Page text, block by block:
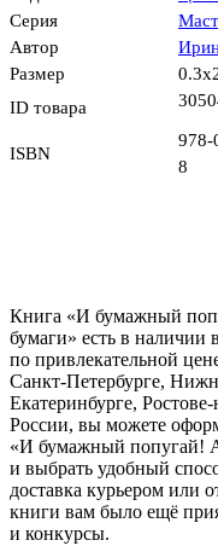
Серия
Автор
Размер
ID товара
ISBN
978-
8
Книга «И бумажный
бумаги» есть в наличии
по привлекательной
Санкт-Петербурге,
Екатеринбурге,
России, вы можете
«И бумажный попугай!
и выбрать удобный
доставка курьером или
книги вам было ещё
и конкурсы.